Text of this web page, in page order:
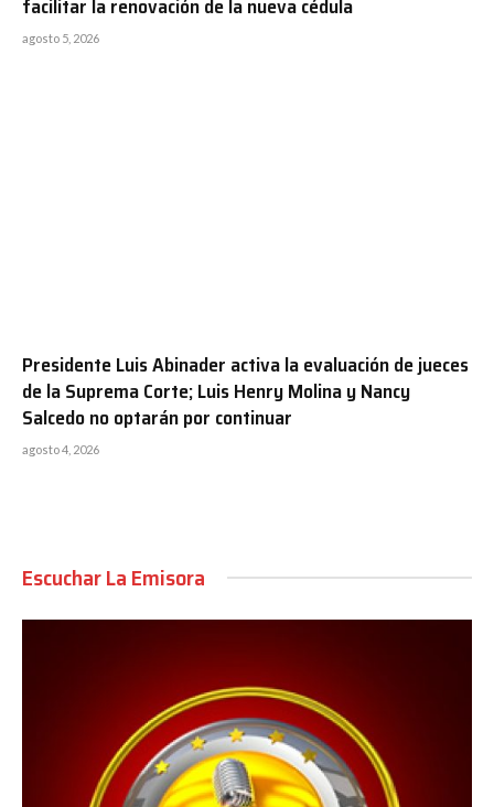
facilitar la renovación de la nueva cédula
agosto 5, 2026
Presidente Luis Abinader activa la evaluación de jueces
de la Suprema Corte; Luis Henry Molina y Nancy
Salcedo no optarán por continuar
agosto 4, 2026
Escuchar La Emisora